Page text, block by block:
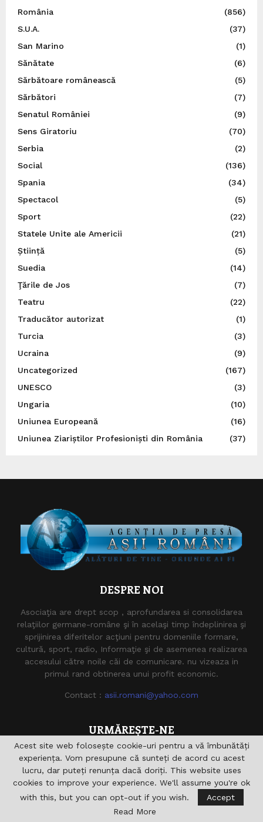
România
(856)
S.U.A.
(37)
San Marino
(1)
Sănătate
(6)
Sărbătoare românească
(5)
Sărbători
(7)
Senatul României
(9)
Sens Giratoriu
(70)
Serbia
(2)
Social
(136)
Spania
(34)
Spectacol
(5)
Sport
(22)
Statele Unite ale Americii
(21)
Știință
(5)
Suedia
(14)
Ţările de Jos
(7)
Teatru
(22)
Traducător autorizat
(1)
Turcia
(3)
Ucraina
(9)
Uncategorized
(167)
UNESCO
(3)
Ungaria
(10)
Uniunea Europeană
(16)
Uniunea Ziariștilor Profesioniști din România
(37)
DESPRE NOI
Asociaţia are drept scop , aprofundarea si consolidarea
relaţiilor germane-române şi în acelaşi timp îndeplinirea şi
sprijinirea diferitelor acţiuni pentru domeniile formare,
cultură, sport, radio, Informaţie şi de asemenea realizarea
accesului către noile căi de comunicare. nu vizeaza in
primul rand obtinerea unui profit economic.
Contact : asii.romani@yahoo.com
URMĂREȘTE-NE
Acest site web folosește cookie-uri pentru a vă îmbunătăți
experiența. Vom presupune că sunteți de acord cu acest
lucru, dar puteți renunța dacă doriți. This website uses
cookies to improve your experience. We'll assume you're ok
with this, but you can opt-out if you wish.
Accept
Read More